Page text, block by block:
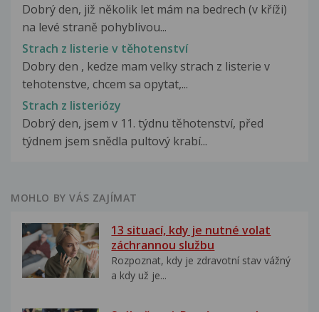
Dobrý den, již několik let mám na bedrech (v kříži)
na levé straně pohyblivou...
Strach z listerie v těhotenství
Dobry den , kedze mam velky strach z listerie v
tehotenstve, chcem sa opytat,...
Strach z listeriózy
Dobrý den, jsem v 11. týdnu těhotenství, před
týdnem jsem snědla pultový krabí...
MOHLO BY VÁS ZAJÍMAT
13 situací, kdy je nutné volat
záchrannou službu
Rozpoznat, kdy je zdravotní stav vážný
a kdy už je...